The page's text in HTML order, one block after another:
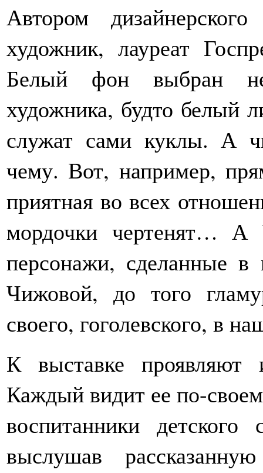
Автором
художник, лауреат
Белый фон выбран
художника, будто белый
служат сами куклы. А
чему. Вот, например,
приятная во всех
мордочки чертенят… А
персонажи, сделанные в
Чижовой, до того
своего, гоголевского, в
К выставке
Каждый видит ее по-
воспитанники детского
выслушав